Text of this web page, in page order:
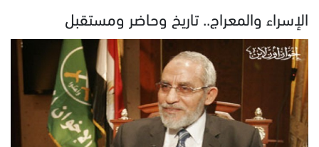
الإسراء والمعراج.. تاريخ وحاضر ومستقبل